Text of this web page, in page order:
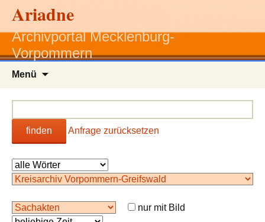
Ariadne
Archivportal Mecklenburg-
Vorpommern
Menü
finden Anfrage zurücksetzen
nur mit Bild